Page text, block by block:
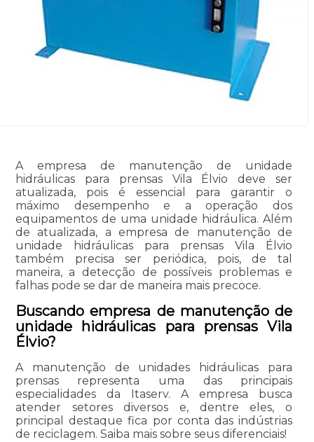
A empresa de manutenção de unidade
hidráulicas para prensas Vila Élvio deve ser
atualizada, pois é essencial para garantir o
máximo desempenho e a operação dos
equipamentos de uma unidade hidráulica. Além
de atualizada, a empresa de manutenção de
unidade hidráulicas para prensas Vila Élvio
também precisa ser periódica, pois, de tal
maneira, a detecção de possíveis problemas e
falhas pode se dar de maneira mais precoce.
Buscando empresa de manutenção de
unidade hidráulicas para prensas Vila
Élvio?
A manutenção de unidades hidráulicas para
prensas representa uma das principais
especialidades da Itaserv. A empresa busca
atender setores diversos e, dentre eles, o
principal destaque fica por conta das indústrias
de reciclagem. Saiba mais sobre seus diferenciais!